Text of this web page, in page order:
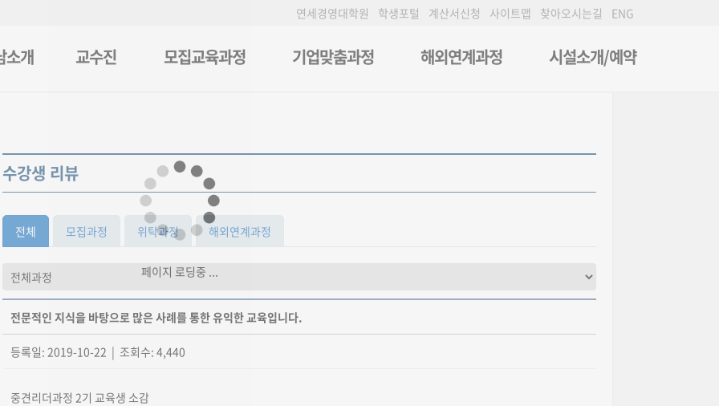
연세경영대학원 학생포털 계산서신청 사이트맵 찾아오시는길 ENG
소개 교수진 모집교육과정 기업맞춤과정 해외연계과정 시설소개/예약
수강생 리뷰
전체 모집과정 위탁과정 해외연계과정
전문적인 지식을 바탕으로 많은 사례를 통한 유익한 교육입니다.
등록일: 2019-10-22 | 조회수: 4,440
중견리더과정 2기 교육생 소감
페이지 로딩중 ...